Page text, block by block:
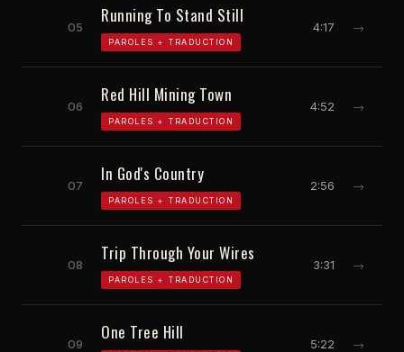
05
Running To Stand Still
PAROLES + TRADUCTION
4:17 →
06
Red Hill Mining Town
PAROLES + TRADUCTION
4:52 →
07
In God's Country
PAROLES + TRADUCTION
2:56 →
08
Trip Through Your Wires
PAROLES + TRADUCTION
3:31 →
09
One Tree Hill
5:22 →